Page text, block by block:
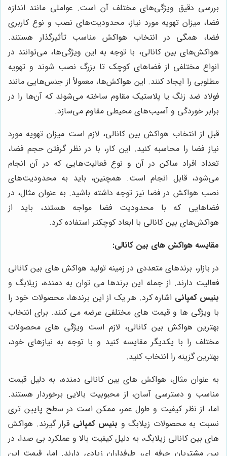
بررسی دقیق ویژگی‌های مختلف آن است. عواملی مانند اندازه
فضا، میزان تهویه مورد نیاز، محدودیت‌های نصب و نوع کاربری
فضا، همگی در انتخاب هواکش مناسب تأثیرگذار هستند.
هواکش‌های بین کانالی، با توجه به این ویژگی‌ها، می‌توانند در
انواع مختلفی از فضاهای کوچک تا بزرگ نصب شوند و تهویه
مطلوبی را ایجاد کنند. این هواکش‌ها، معمولاً از جنس‌هایی مانند
فولاد ضد زنگ یا پلاستیک مقاوم ساخته می‌شوند که آن‌ها را در
برابر خوردگی و آسیب‌های محیطی مقاوم می‌سازد.
قبل از انتخاب هواکش بین کانالی، لازم است میزان تهویه مورد
نیاز فضا را محاسبه کنید. این کار، با در نظر گرفتن حجم فضا،
تعداد افراد ساکن در آن و نوع فعالیت‌هایی که در آن انجام
می‌شود، قابل انجام است. همچنین، باید به محدودیت‌های
نصب هواکش در فضا نیز توجه داشته باشید. به عنوان مثال، در
فضاهایی که با محدودیت فضا مواجه هستند، باید از
هواکش‌های بین کانالی با ابعاد کوچکتر استفاده کرد.
مقایسه هواکش های بین کانالی:
در بازار، برندهای متعددی در زمینه تولید هواکش های بین کانالی
فعالیت دارند. از جمله این برندها می توان به دمنده، زیلابگ و
بنیس کمپانی اشاره کرد. هر یک از این برندها، محصولات خود را
با ویژگی ها و قیمت های مختلفی عرضه می کنند. برای انتخاب
بهترین هواکش بین کانالی، لازم است ویژگی های محصولات
مختلف را با یکدیگر مقایسه کنید و با توجه به نیازهای خود،
بهترین گزینه را انتخاب کنید.
به عنوان مثال، هواکش های بین کانالی دمنده، به دلیل قیمت
مناسب و دسترسی آسان، از محبوبیت بالایی برخوردار هستند.
اما، از نظر کیفیت و طول عمر، ممکن است در سطح پایین تری
نسبت به محصولات زیلابگ و بنیس کمپانی قرار گیرند. هواکش
های بین کانالی زیلابگ، به دلیل کیفیت بالا و عملکرد بی صدا، در
بین مشتریان حرفه ای، طرفداران زیادی دارند. اما، قیمت این